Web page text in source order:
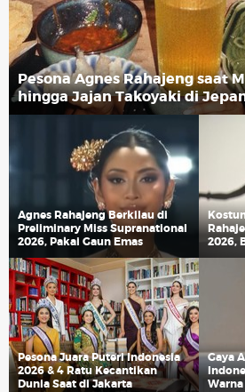
Pesona Agnes Rahajeng saat
hingga Jajan Takoyaki di
Agnes Rahajeng Berkilau di
Preliminary Miss Supranational
2026, Pakai Gaun Emas
2026,
Pesona Juara Puteri Indonesia
2026 & 4 Ratu Kecantikan
Dunia Saat di Jakarta
Gaya